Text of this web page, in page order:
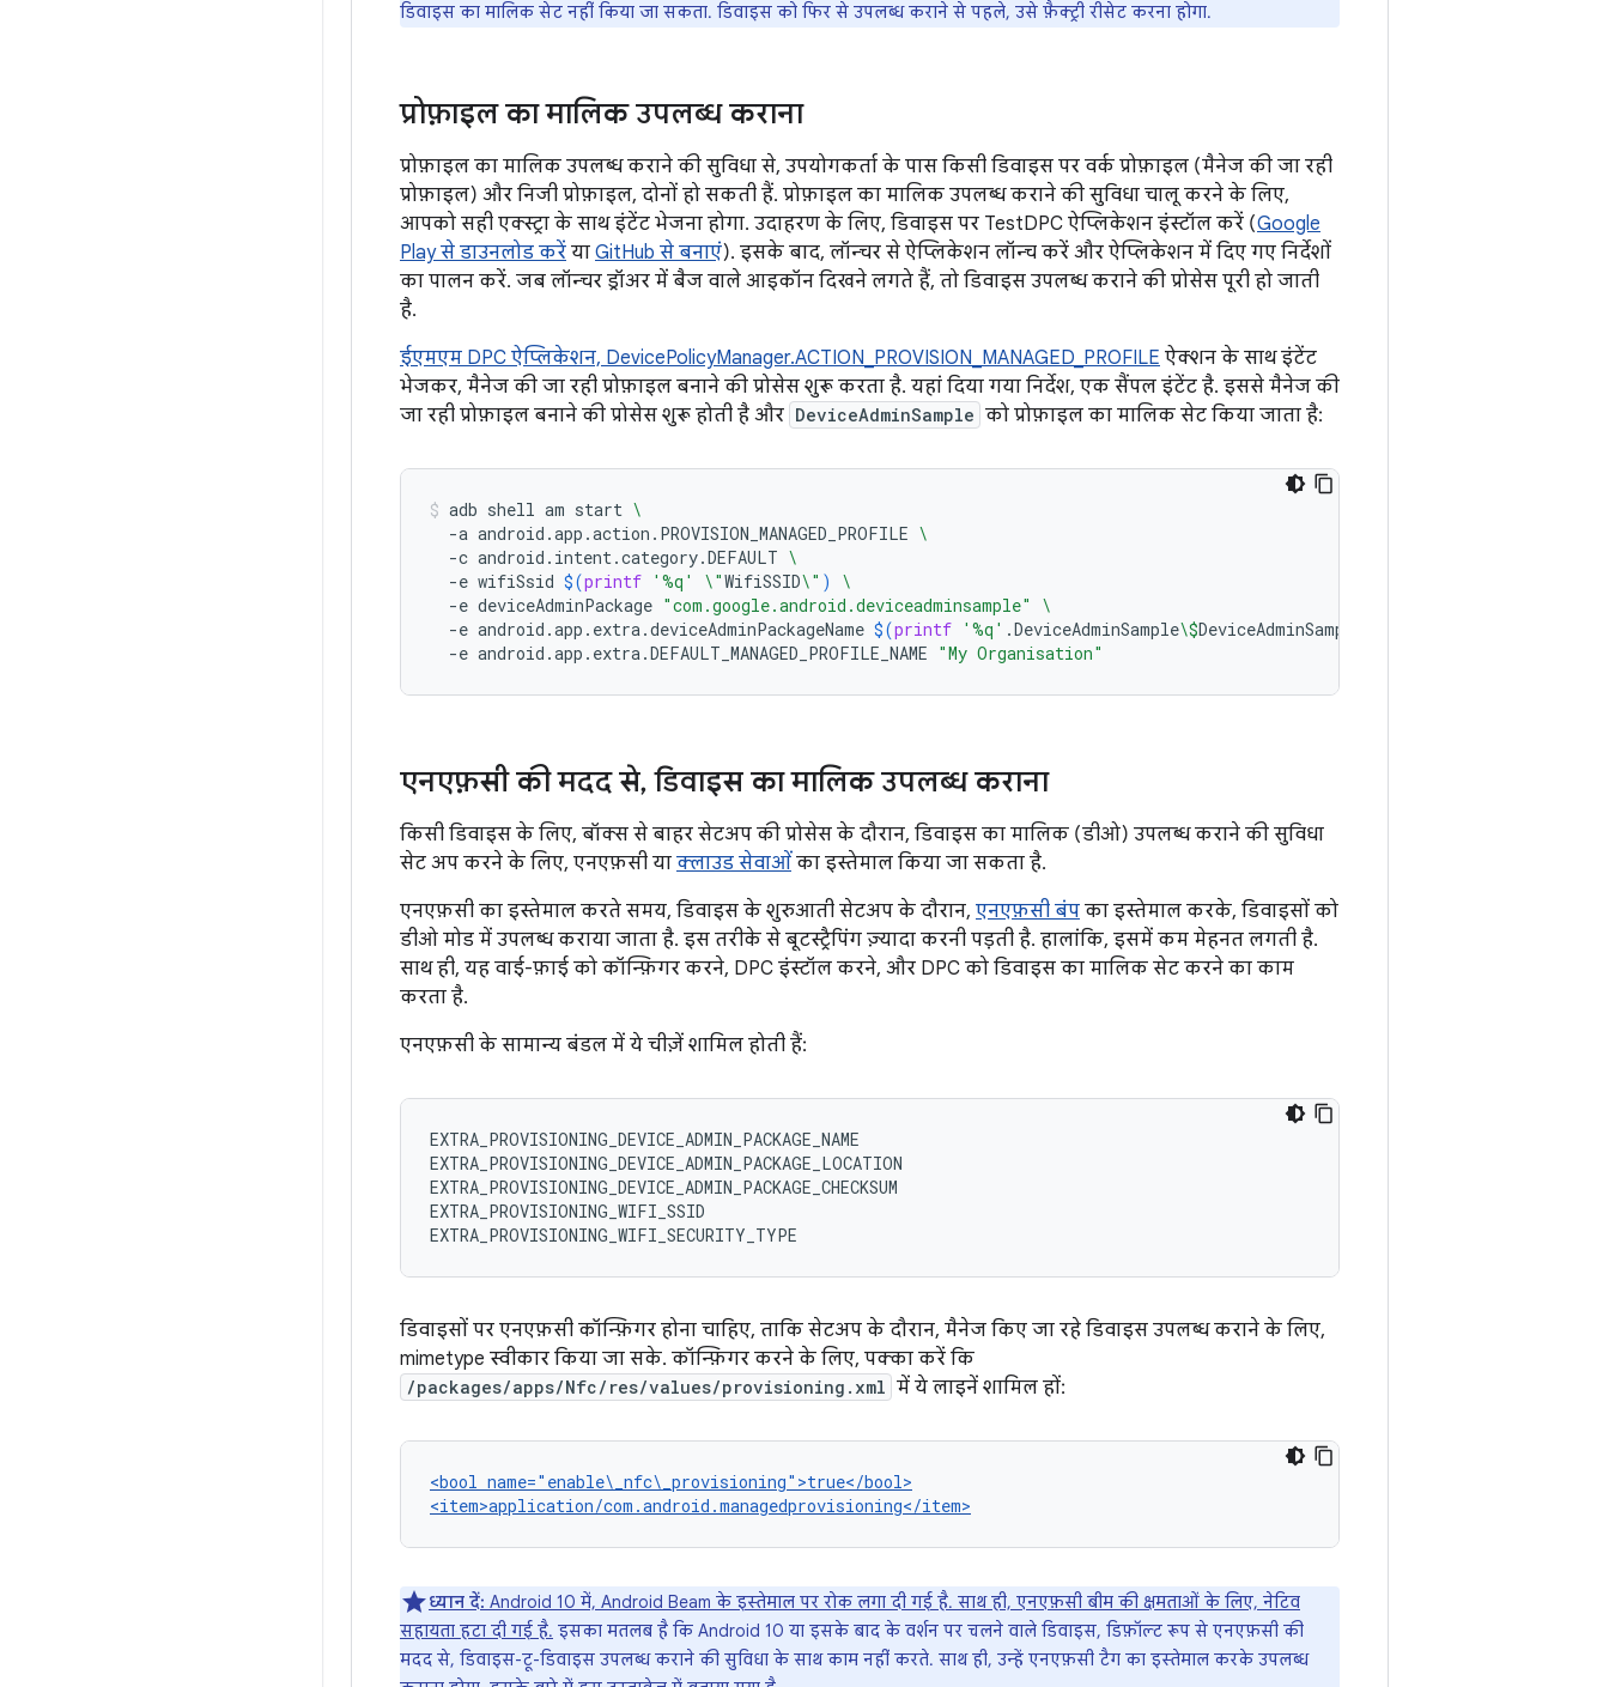
डिवाइस का मालिक सेट नहीं किया जा सकता. डिवाइस को फिर से उपलब्ध कराने से पहले, उसे फ़ैक्ट्री रीसेट करना होगा.
प्रोफ़ाइल का मालिक उपलब्ध कराना
प्रोफ़ाइल का मालिक उपलब्ध कराने की सुविधा से, उपयोगकर्ता के पास किसी डिवाइस पर वर्क प्रोफ़ाइल (मैनेज की जा रही
प्रोफ़ाइल) और निजी प्रोफ़ाइल, दोनों हो सकती हैं. प्रोफ़ाइल का मालिक उपलब्ध कराने की सुविधा चालू करने के लिए,
आपको सही एक्स्ट्रा के साथ इंटेंट भेजना होगा. उदाहरण के लिए, डिवाइस पर TestDPC ऐप्लिकेशन इंस्टॉल करें (Google
Play से डाउनलोड करें या GitHub से बनाएं). इसके बाद, लॉन्चर से ऐप्लिकेशन लॉन्च करें और ऐप्लिकेशन में दिए गए निर्देशों
का पालन करें. जब लॉन्चर ड्रॉअर में बैज वाले आइकॉन दिखने लगते हैं, तो डिवाइस उपलब्ध कराने की प्रोसेस पूरी हो जाती
है.
ईएमएम DPC ऐप्लिकेशन, DevicePolicyManager.ACTION_PROVISION_MANAGED_PROFILE ऐक्शन के साथ इंटेंट
भेजकर, मैनेज की जा रही प्रोफ़ाइल बनाने की प्रोसेस शुरू करता है. यहां दिया गया निर्देश, एक सैंपल इंटेंट है. इससे मैनेज की
जा रही प्रोफ़ाइल बनाने की प्रोसेस शुरू होती है और DeviceAdminSample को प्रोफ़ाइल का मालिक सेट किया जाता है:
adb shell am start \
-a android.app.action.PROVISION_MANAGED_PROFILE \
-c android.intent.category.DEFAULT \
-e wifiSsid $(printf '%q' \"WifiSSID\" )
\
-e deviceAdminPackage "com.google.android.deviceadminsample"
\
-e android.app.extra.deviceAdminPackageName $(printf '%q' .DeviceAdminSample\$DeviceAdminSampleReceiver
-e android.app.extra.DEFAULT_MANAGED_PROFILE_NAME "My Organisation"
एनएफ़सी की मदद से, डिवाइस का मालिक उपलब्ध कराना
किसी डिवाइस के लिए, बॉक्स से बाहर सेटअप की प्रोसेस के दौरान, डिवाइस का मालिक (डीओ) उपलब्ध कराने की सुविधा
सेट अप करने के लिए, एनएफ़सी या क्लाउड सेवाओं का इस्तेमाल किया जा सकता है.
एनएफ़सी का इस्तेमाल करते समय, डिवाइस के शुरुआती सेटअप के दौरान, एनएफ़सी बंप का इस्तेमाल करके, डिवाइसों को
डीओ मोड में उपलब्ध कराया जाता है. इस तरीके से बूटस्ट्रैपिंग ज़्यादा करनी पड़ती है. हालांकि, इसमें कम मेहनत लगती है.
साथ ही, यह वाई-फ़ाई को कॉन्फ़िगर करने, DPC इंस्टॉल करने, और DPC को डिवाइस का मालिक सेट करने का काम
करता है.
एनएफ़सी के सामान्य बंडल में ये चीज़ें शामिल होती हैं:
EXTRA_PROVISIONING_DEVICE_ADMIN_PACKAGE_NAME
EXTRA_PROVISIONING_DEVICE_ADMIN_PACKAGE_LOCATION
EXTRA_PROVISIONING_DEVICE_ADMIN_PACKAGE_CHECKSUM
EXTRA_PROVISIONING_WIFI_SSID
डिवाइसों पर एनएफ़सी कॉन्फ़िगर होना चाहिए, ताकि सेटअप के दौरान, मैनेज किए जा रहे डिवाइस उपलब्ध कराने के लिए,
mimetype स्वीकार किया जा सके. कॉन्फ़िगर करने के लिए, पक्का करें कि
/packages/apps/Nfc/res/values/provisioning.xml में ये लाइनें शामिल हों:
<bool name="enable\_nfc\_provisioning">true</bool>
ध्यान दें: Android 10 में, Android Beam के इस्तेमाल पर रोक लगा दी गई है. साथ ही, एनएफ़सी बीम की क्षमताओं के लिए, नेटिव
सहायता हटा दी गई है. इसका मतलब है कि Android 10 या इसके बाद के वर्शन पर चलने वाले डिवाइस, डिफ़ॉल्ट रूप से एनएफ़सी की
मदद से, डिवाइस-टू-डिवाइस उपलब्ध कराने की सुविधा के साथ काम नहीं करते. साथ ही, उन्हें एनएफ़सी टैग का इस्तेमाल करके उपलब्ध